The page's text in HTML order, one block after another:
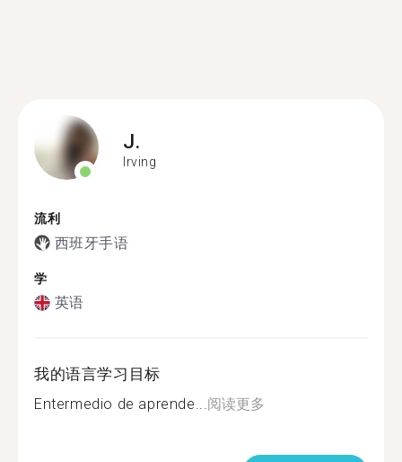
J.
Irving
流利
西班牙手语
学
英语
我的语言学习目标
Entermedio de aprende...阅读更多